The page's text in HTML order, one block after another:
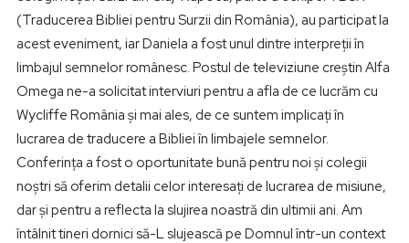
(Traducerea Bibliei pentru Surzii din România), au participat la
acest eveniment, iar Daniela a fost unul dintre interpreții în
limbajul semnelor românesc. Postul de televiziune creștin Alfa
Omega ne-a solicitat interviuri pentru a afla de ce lucrăm cu
Wycliffe România și mai ales, de ce suntem implicați în
lucrarea de traducere a Bibliei în limbajele semnelor.
Conferința a fost o oportunitate bună pentru noi și colegii
noștri să oferim detalii celor interesați de lucrarea de misiune,
dar și pentru a reflecta la slujirea noastră din ultimii ani. Am
întâlnit tineri dornici să-L slujească pe Domnul într-un context